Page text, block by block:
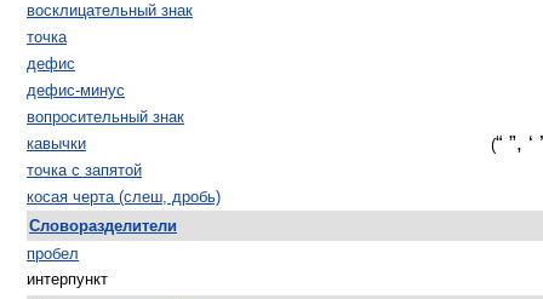
восклицательный знак
точка
дефис
дефис-минус
вопросительный знак
кавычки
(“ ”, ‘
точка с запятой
косая черта (слеш, дробь)
Словоразделители
пробел
интерпункт